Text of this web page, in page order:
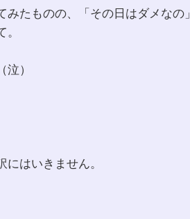
みたものの、「その日はダメなの」
）
はいきません。